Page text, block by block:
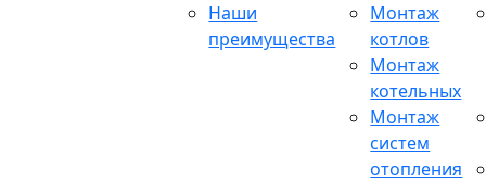
Наши
преимущества
Монтаж
котлов
Монтаж
котельных
Монтаж
систем
отопления